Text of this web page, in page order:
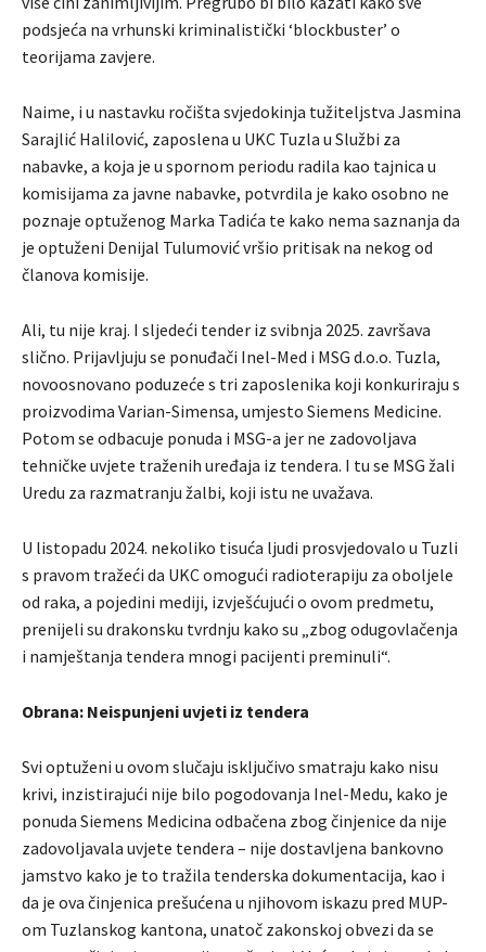
podsjeća na vrhunski kriminalistički ‘blockbuster’ o
teorijama zavjere.
Naime, i u nastavku ročišta svjedokinja tužiteljstva Jasmina
Sarajlić Halilović, zaposlena u UKC Tuzla u Službi za
nabavke, a koja je u spornom periodu radila kao tajnica u
komisijama za javne nabavke, potvrdila je kako osobno ne
poznaje optuženog Marka Tadića te kako nema saznanja da
je optuženi Denijal Tulumović vršio pritisak na nekog od
članova komisije.
Ali, tu nije kraj. I sljedeći tender iz svibnja 2025. završava
slično. Prijavljuju se ponuđači Inel-Med i MSG d.o.o. Tuzla,
novoosnovano poduzeće s tri zaposlenika koji konkuriraju s
proizvodima Varian-Simensa, umjesto Siemens Medicine.
Potom se odbacuje ponuda i MSG-a jer ne zadovoljava
tehničke uvjete traženih uređaja iz tendera. I tu se MSG žali
Uredu za razmatranju žalbi, koji istu ne uvažava.
U listopadu 2024. nekoliko tisuća ljudi prosvjedovalo u Tuzli
s pravom tražeći da UKC omogući radioterapiju za oboljele
od raka, a pojedini mediji, izvješćujući o ovom predmetu,
prenijeli su drakonsku tvrdnju kako su „zbog odugovlačenja
i namještanja tendera mnogi pacijenti preminuli“.
Obrana: Neispunjeni uvjeti iz tendera
Svi optuženi u ovom slučaju isključivo smatraju kako nisu
krivi, inzistirajući nije bilo pogodovanja Inel-Medu, kako je
ponuda Siemens Medicina odbačena zbog činjenice da nije
zadovoljavala uvjete tendera – nije dostavljena bankovno
jamstvo kako je to tražila tenderska dokumentacija, kao i
da je ova činjenica prešućena u njihovom iskazu pred MUP-
om Tuzlanskog kantona, unatoč zakonskoj obvezi da se